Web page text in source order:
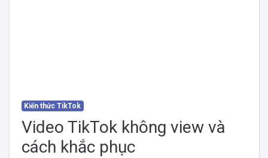
Kiến thức TikTok
Video TikTok không view và
cách khắc phục